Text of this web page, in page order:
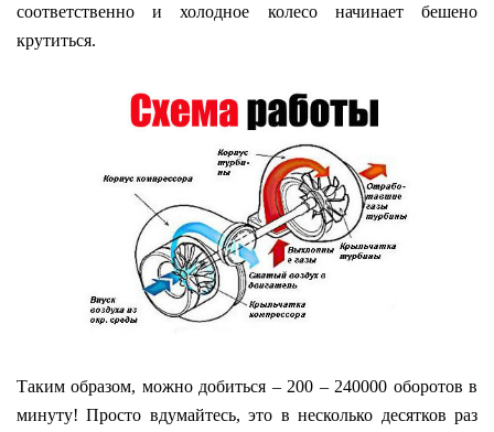
соответственно и холодное колесо начинает бешено
крутиться.
Таким образом, можно добиться – 200 – 240000 оборотов в
минуту! Просто вдумайтесь, это в несколько десятков раз